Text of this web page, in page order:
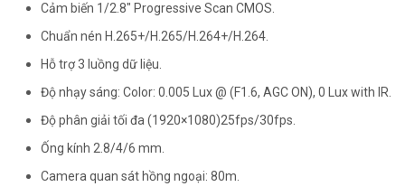
Cảm biến 1/2.8″ Progressive Scan CMOS.
Chuẩn nén H.265+/H.265/H.264+/H.264.
Hỗ trợ 3 luồng dữ liệu.
Độ nhạy sáng: Color: 0.005 Lux @ (F1.6, AGC ON), 0 Lux with IR.
Độ phân giải tối đa (1920×1080)25fps/30fps.
Ống kính 2.8/4/6 mm.
Camera quan sát hồng ngoại: 80m.